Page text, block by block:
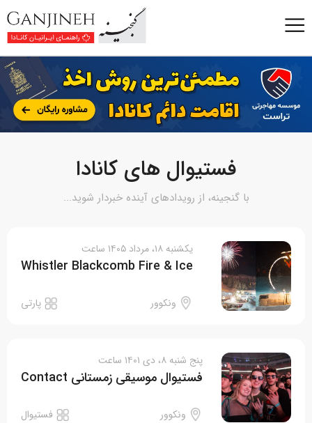
فستیوال های کانادا
با گنجینه، از رویدادهای آینده خبردار شوید...
یکشنبه ۱۸، مرداد ۱۴۰۵ ساعت
Whistler Blackcomb Fire & Ice
ونکوور پارتی
پنج شنبه ۸، دی ۱۴۰۱ ساعت
فستیوال موسیقی زمستانی Contact
ونکوور فستیوال